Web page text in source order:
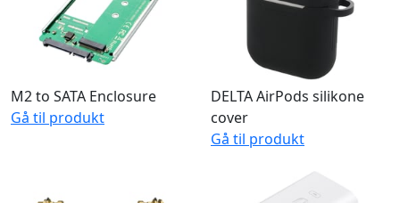
Trykkontakt
Gå til produkt
Projection
DELTA AirPods silikone